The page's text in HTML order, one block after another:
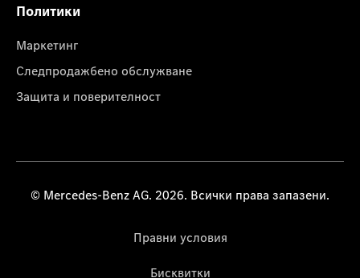
Политики
Маркетинг
Следпродажбено обслужване
Защита и поверителност
© Mercedes-Benz AG. 2026. Всички права запазени.
Правни условия
Бисквитки